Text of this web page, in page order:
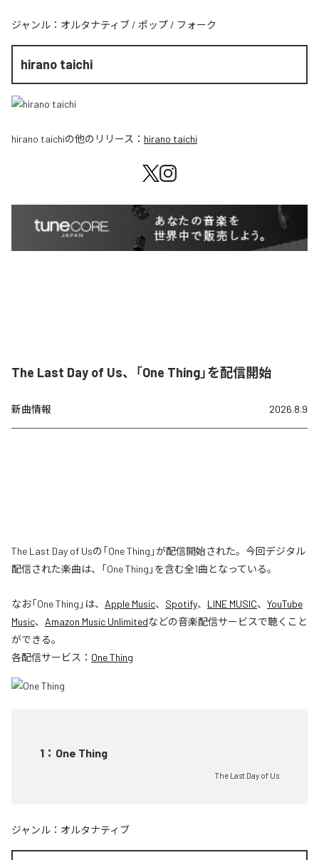
ジャンル： オルタナティブ / ポップ / フォーク
hirano taichi
hirano taichiの他のリリース： hirano taichi
The Last Day of Us、「One Thing」を配信開始
新曲情報 2026.8.9
The Last Day of Usの「One Thing」が配信開始された。今回デジタル
配信された楽曲は、「One Thing」を含む全1曲となっている。
なお「One Thing 」は、 Apple Music、 Spotify、 LINE MUSIC、 YouTube
Music、 Amazon Music Unlimitedなどの音楽配信サービスで聴くこと
ができる。
各配信サービス： One Thing
1 ： One Thing
The Last Day of Us
ジャンル： オルタナティブ